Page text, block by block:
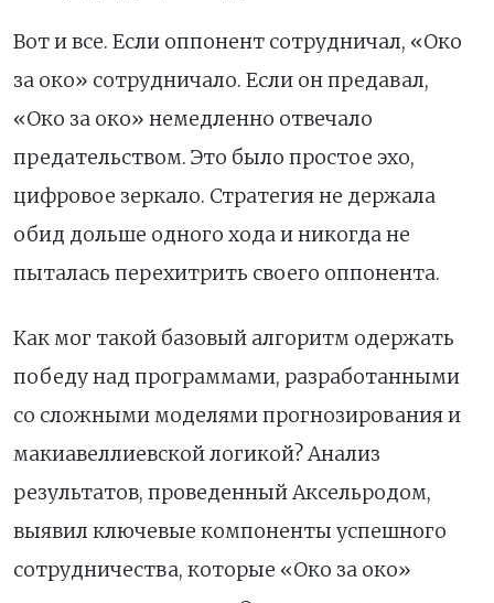
Вот и все. Если оппонент сотрудничал, «Око
за око» сотрудничало. Если он предавал,
«Око за око» немедленно отвечало
предательством. Это было простое эхо,
цифровое зеркало. Стратегия не держала
обид дольше одного хода и никогда не
пыталась перехитрить своего оппонента.
Как мог такой базовый алгоритм одержать
победу над программами, разработанными
со сложными моделями прогнозирования и
макиавеллиевской логикой? Анализ
результатов, проведенный Аксельродом,
выявил ключевые компоненты успешного
сотрудничества, которые «Око за око»